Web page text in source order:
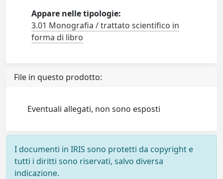
Appare nelle tipologie:
3.01 Monografia / trattato scientifico in
forma di libro
File in questo prodotto:
Eventuali allegati, non sono esposti
I documenti in IRIS sono protetti da copyright e
tutti i diritti sono riservati, salvo diversa
indicazione.